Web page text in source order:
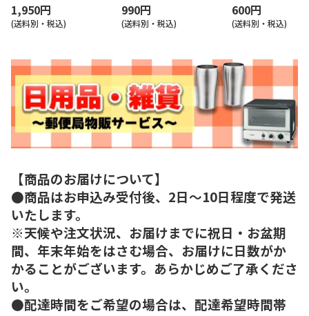
1,950円
(送料別・税込)
990円
(送料別・税込)
600円
(送料別・税込)
【商品のお届けについて】
●商品はお申込み受付後、2日～10日程度で発送
いたします。
※天候や注文状況、お届けまでに祝日・お盆期
間、年末年始をはさむ場合、お届けに日数がか
かることがございます。あらかじめご了承くださ
い。
●配達時間をご希望の場合は、配達希望時間帯